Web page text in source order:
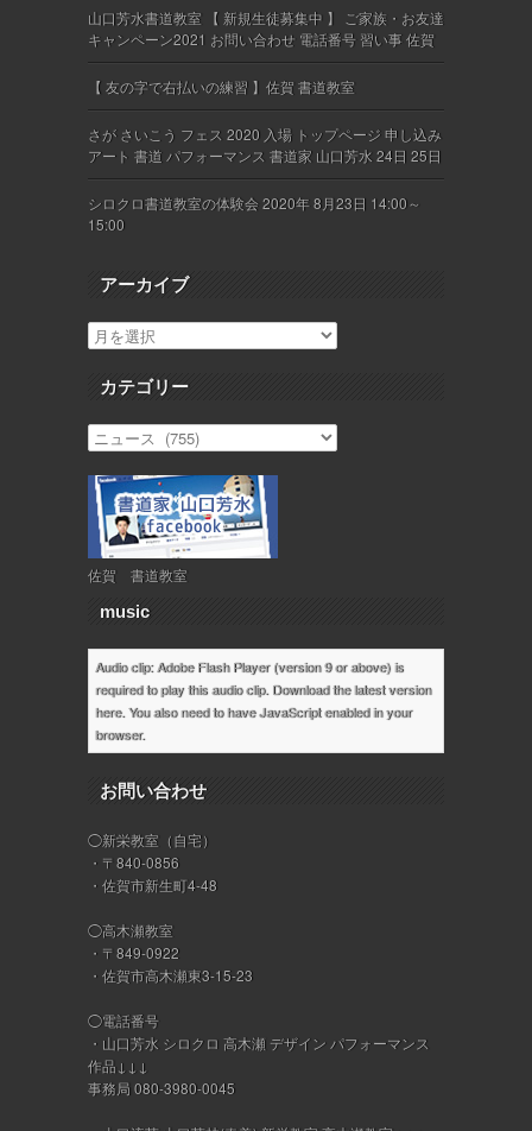
山口芳水書道教室 【 新規生徒募集中 】 ご家族・お友達
キャンペーン2021 お問い合わせ 電話番号 習い事 佐賀
【 友の字で右払いの練習 】佐賀 書道教室
さが さいこう フェス 2020 入場 トップページ 申し込み
アート 書道 パフォーマンス 書道家 山口芳水 24日 25日
シロクロ書道教室の体験会 2020年 8月23日 14:00～
15:00
アーカイブ
カテゴリー
佐賀 書道教室
music
Audio clip: Adobe Flash Player (version 9 or above) is
required to play this audio clip. Download the latest version
here. You also need to have JavaScript enabled in your
browser.
お問い合わせ
◯新栄教室（自宅）
・〒840-0856
・佐賀市新生町4-48
◯高木瀬教室
・〒849-0922
・佐賀市高木瀬東3-15-23
◯電話番号
・山口芳水 シロクロ 高木瀬 デザイン パフォーマンス
作品↓↓↓
事務局 080-3980-0045